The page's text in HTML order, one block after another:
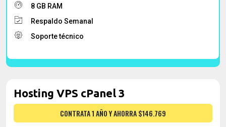
8 GB RAM
Respaldo Semanal
Soporte técnico
Hosting VPS cPanel 3
CONTRATA 1 AÑO Y AHORRA $146.769